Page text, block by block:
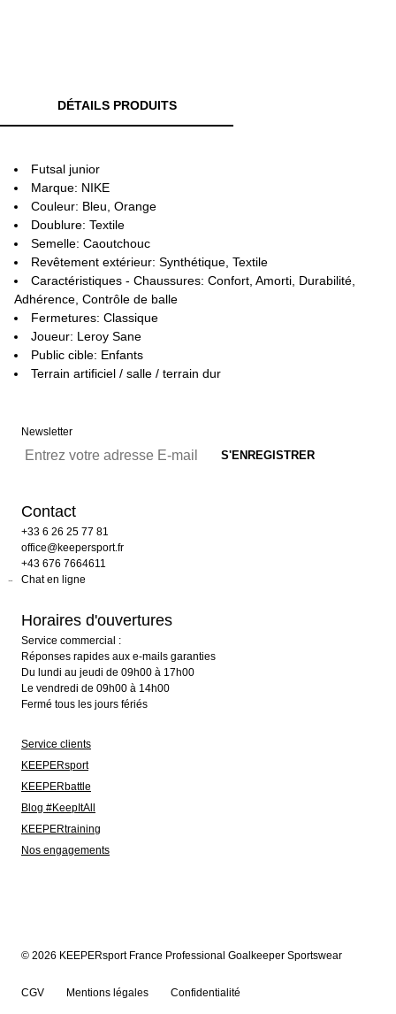
DÉTAILS PRODUITS
Futsal junior
Marque: NIKE
Couleur: Bleu, Orange
Doublure: Textile
Semelle: Caoutchouc
Revêtement extérieur: Synthétique, Textile
Caractéristiques - Chaussures: Confort, Amorti, Durabilité,
Adhérence, Contrôle de balle
Fermetures: Classique
Joueur: Leroy Sane
Public cible: Enfants
Terrain artificiel / salle / terrain dur
Newsletter
Contact
+33 6 26 25 77 81
office@keepersport.fr
+43 676 7664611
Chat en ligne
Horaires d'ouvertures
Service commercial :
Réponses rapides aux e-mails garanties
Du lundi au jeudi de 09h00 à 17h00
Le vendredi de 09h00 à 14h00
Fermé tous les jours fériés
Service clients
KEEPERsport
KEEPERbattle
Blog #KeepItAll
KEEPERtraining
Nos engagements
© 2026 KEEPERsport France Professional Goalkeeper Sportswear
CGV Mentions légales Confidentialité